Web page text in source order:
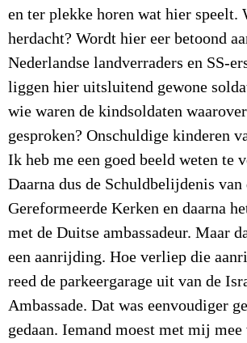
en ter plekke horen wat hier speelt.
herdacht? Wordt hier eer betoond
Nederlandse landverraders en SS-
liggen hier uitsluitend gewone
wie waren de kindsoldaten
gesproken? Onschuldige kinderen
Ik heb me een goed beeld weten te
Daarna dus de Schuldbelijdenis van
Gereformeerde Kerken en daarna
met de Duitse ambassadeur. Maar
een aanrijding. Hoe verliep die
reed de parkeergarage uit van de
Ambassade. Dat was eenvoudiger
gedaan. Iemand moest met mij mee